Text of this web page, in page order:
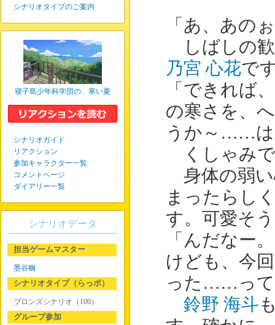
「あ、あの
しばしの歓
乃宮 心花で
「できれ
の寒さを、
うか～……は
くしゃみ
身体の弱い
まったらし
す。可愛そ
「んだなー
けども、今
った……って
鈴野 海斗
シナリオタイプのご案内
寝子島少年科学団の、寒い夏
シナリオガイド
リアクション
参加キャラクター一覧
コメントページ
ダイアリー一覧
シナリオデータ
担当ゲームマスター
墨谷幽
シナリオタイプ（らっポ）
ブロンズシナリオ（100）
グループ参加